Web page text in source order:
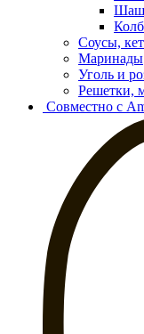
Соусы,
Маринады
Уголь и
Решетки,
Совместно с